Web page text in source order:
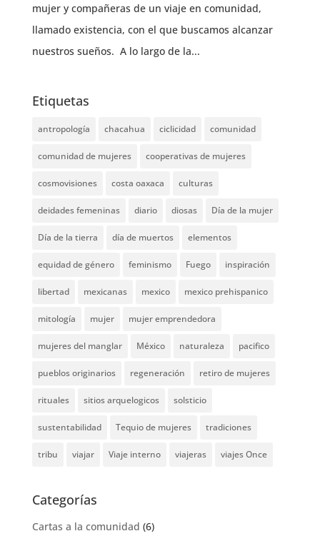
mujer y compañeras de un viaje en comunidad,
llamado existencia, con el que buscamos alcanzar
nuestros sueños. A lo largo de la...
Etiquetas
antropología chacahua ciclicidad comunidad
comunidad de mujeres cooperativas de mujeres
cosmovisiones costa oaxaca culturas
deidades femeninas diario diosas Día de la mujer
Día de la tierra día de muertos elementos
equidad de género feminismo Fuego inspiración
libertad mexicanas mexico mexico prehispanico
mitología mujer mujer emprendedora
mujeres del manglar México naturaleza pacifico
pueblos originarios regeneración retiro de mujeres
rituales sitios arquelogicos solsticio
sustentabilidad Tequio de mujeres tradiciones
tribu viajar Viaje interno viajeras viajes Once
Categorías
Cartas a la comunidad (6)